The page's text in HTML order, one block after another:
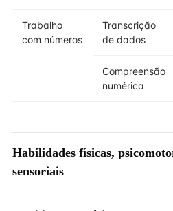
Trabalho
com números
Transcrição
de dados
Compreensão
numérica
Habilidades físicas,
sensoriais